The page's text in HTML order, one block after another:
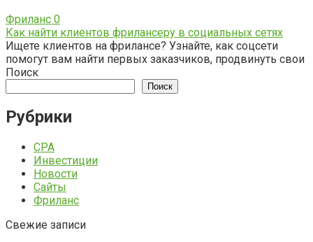
Фриланс 0
Как найти клиентов фрилансеру в социальных сетях
Ищете клиентов на фрилансе? Узнайте, как соцсети
помогут вам найти первых заказчиков, продвинуть свои
Поиск
Поиск
Рубрики
CPA
Инвестиции
Новости
Сайты
Фриланс
Свежие записи